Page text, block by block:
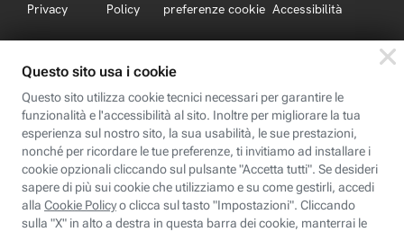
Privacy
Policy
preferenze cookie Accessibilità